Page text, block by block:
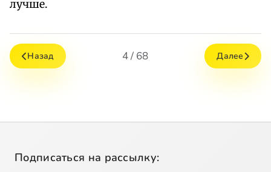
лучше.
Назад 4 / 68 Далее
Подписаться на рассылку: